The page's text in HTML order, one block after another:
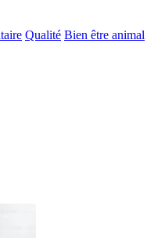
Qualité Bien être animal